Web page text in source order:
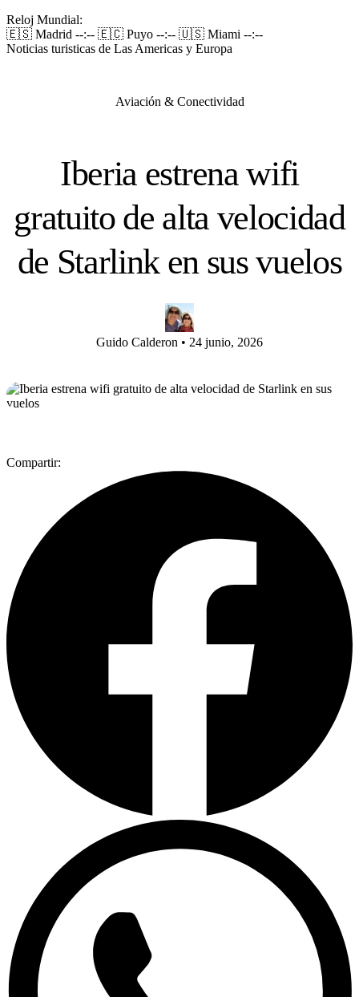
Reloj Mundial:
🇪🇸 Madrid --:-- 🇪🇨 Puyo --:-- 🇺🇸 Miami --:--
Noticias turisticas de Las Americas y Europa
Aviación & Conectividad
Iberia estrena wifi
gratuito de alta velocidad
de Starlink en sus vuelos
Guido Calderon • 24 junio, 2026
Compartir: